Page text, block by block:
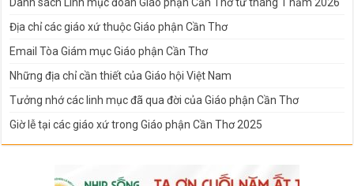
Địa chỉ các giáo xứ thuộc Giáo phận Cần Thơ
Email Tòa Giám mục Giáo phận Cần Thơ
Những địa chỉ cần thiết của Giáo hội Việt Nam
Tưởng nhớ các linh mục đã qua đời của Giáo phận Cần Thơ
Giờ lễ tại các giáo xứ trong Giáo phận Cần Thơ 2025